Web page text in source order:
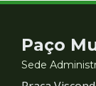
e
Paço
Sede